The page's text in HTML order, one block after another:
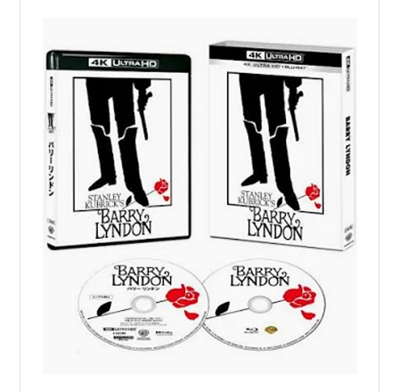
フリードリヒ大王
ル、モーツァルト、パイジェロ、シューベルト、
ィヴァルディの作品より
編曲：
レナード・ローゼンマン
キャスト
ライアン・オニール
マリサ・ベレンソン
パトリック・マギー
スティーヴン・バーコフ
マーレイ・メルヴィン
ハーディ・クリューガー
レナード・ロシター